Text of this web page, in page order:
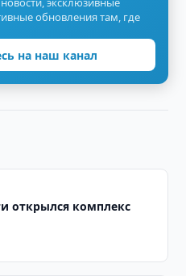
обновления там, где
на наш канал
открылся комплекс